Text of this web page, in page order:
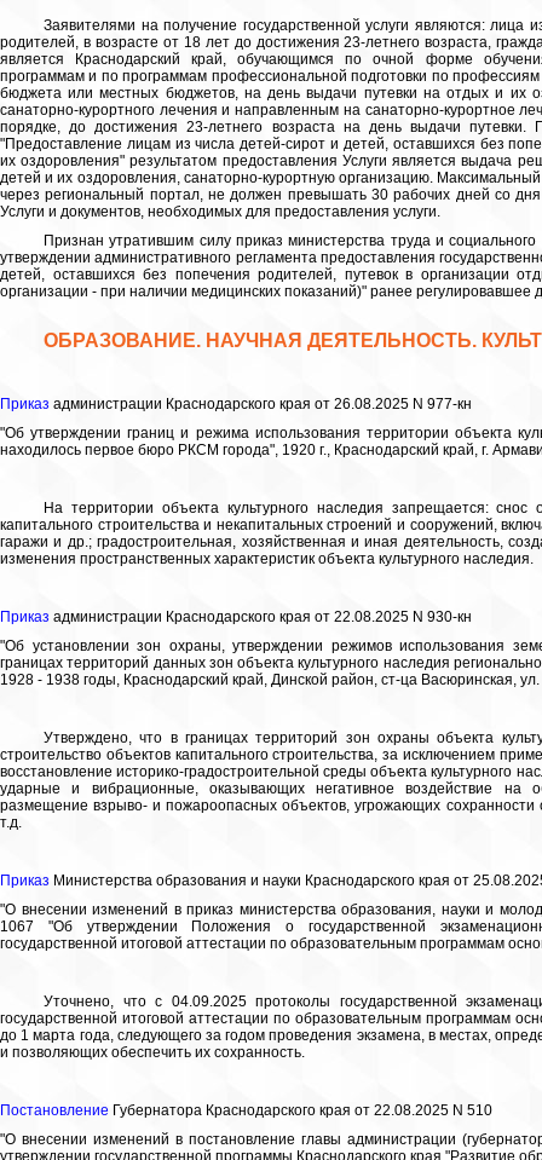
Заявителями на получение государственной услуги являются: лица
родителей, в возрасте от 18 лет до достижения 23-летнего возраста,
является Краснодарский край, обучающимся по очной форме
программам и по программам профессиональной подготовки по
бюджета или местных бюджетов, на день выдачи путевки на отдых и их
санаторно-курортного лечения и направленным на санаторно-курортное
порядке, до достижения 23-летнего возраста на день выдачи
"Предоставление лицам из числа детей-сирот и детей, оставшихся без
их оздоровления" результатом предоставления Услуги является выдача
детей и их оздоровления, санаторно-курортную организацию.
через региональный портал, не должен превышать 30 рабочих дней со
Услуги и документов, необходимых для предоставления услуги.
Признан утратившим силу приказ министерства труда и
утверждении административного регламента предоставления
детей, оставшихся без попечения родителей, путевок в организации
организации - при наличии медицинских показаний)" ранее
ОБРАЗОВАНИЕ. НАУЧНАЯ ДЕЯТЕЛЬНОСТЬ.
Приказ администрации Краснодарского края от 26.08.2025 N 977-кн
"Об утверждении границ и режима использования территории объекта
находилось первое бюро РКСМ города", 1920 г., Краснодарский край, г.
На территории объекта культурного наследия запрещается: снос
капитального строительства и некапитальных строений и сооружений,
гаражи и др.; градостроительная, хозяйственная и иная деятельность,
изменения пространственных характеристик объекта культурного наследия.
Приказ администрации Краснодарского края от 22.08.2025 N 930-кн
"Об установлении зон охраны, утверждении режимов использования
границах территорий данных зон объекта культурного наследия
1928 - 1938 годы, Краснодарский край, Динской район, ст-ца Васюринская, ул.
Утверждено, что в границах территорий зон охраны объекта
строительство объектов капитального строительства, за исключением
восстановление историко-градостроительной среды объекта культурного
ударные и вибрационные, оказывающих негативное воздействие на
размещение взрыво- и пожароопасных объектов, угрожающих сохранности
т.д.
Приказ Министерства образования и науки Краснодарского края от
"О внесении изменений в приказ министерства образования, науки и
1067 "Об утверждении Положения о государственной
государственной итоговой аттестации по образовательным программам
Уточнено, что с 04.09.2025 протоколы государственной
государственной итоговой аттестации по образовательным программам
до 1 марта года, следующего за годом проведения экзамена, в местах,
и позволяющих обеспечить их сохранность.
Постановление Губернатора Краснодарского края от 22.08.2025 N 510
"О внесении изменений в постановление главы администрации
утверждении государственной программы Краснодарского края "Развитие